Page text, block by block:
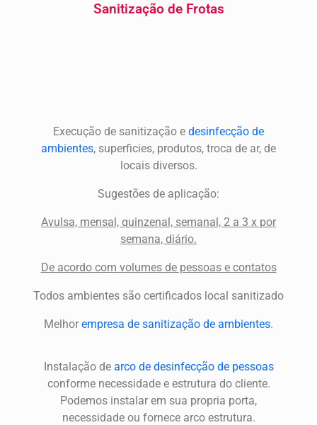
Sanitização de Frotas
Execução de sanitização e desinfecção de
ambientes, superficies, produtos, troca de ar, de
locais diversos.
Sugestões de aplicação:
Avulsa, mensal, quinzenal, semanal, 2 a 3 x por
semana, diário.
De acordo com volumes de pessoas e contatos
Todos ambientes são certificados local sanitizado
Melhor empresa de sanitização de ambientes.
Instalação de arco de desinfecção de pessoas
conforme necessidade e estrutura do cliente.
Podemos instalar em sua propria porta,
necessidade ou fornece arco estrutura.